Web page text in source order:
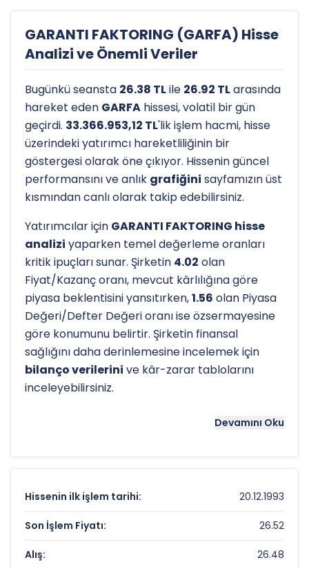
GARANTI FAKTORING (GARFA) Hisse
Analizi ve Önemli Veriler
Bugünkü seansta 26.38 TLile 26.92 TLarasında
hareket eden GARFA hissesi, volatil bir gün
geçirdi. 33.366.953,12 TL'lik işlem hacmi, hisse
üzerindeki yatırımcı hareketliliğinin bir
göstergesi olarak öne çıkıyor. Hissenin güncel
performansını ve anlık grafiğini sayfamızın üst
kısmından canlı olarak takip edebilirsiniz.
Yatırımcılar için GARANTI FAKTORING hisse
analizi yaparken temel değerleme oranları
kritik ipuçları sunar. Şirketin 4.02 olan
Fiyat/Kazanç oranı, mevcut kârlılığına göre
piyasa beklentisini yansıtırken,1.56 olan Piyasa
Değeri/Defter Değeri oranı ise özsermayesine
göre konumunu belirtir. Şirketin finansal
sağlığını daha derinlemesine incelemek için
bilanço verilerini ve kâr-zarar tablolarını
inceleyebilirsiniz.
Hissenin uzun vadeli trendini ve potansiyel
analizgöstergeleri önemli bir araçtır. Hissenin
37.5 TLolan 52 haftalık zirvesi ve23.72 TLolan
dip seviyesi, analistlerin
belirlemelerinde referans noktaları olarak
kullanılır. GARFA
analizlerineteknik analiz sayfamızdan
ulaşabilirsiniz.
Devamını Oku
Hissenin ilk işlem tarihi: 20.12.1993
Son İşlem Fiyatı: 26.52
Alış: 26.48